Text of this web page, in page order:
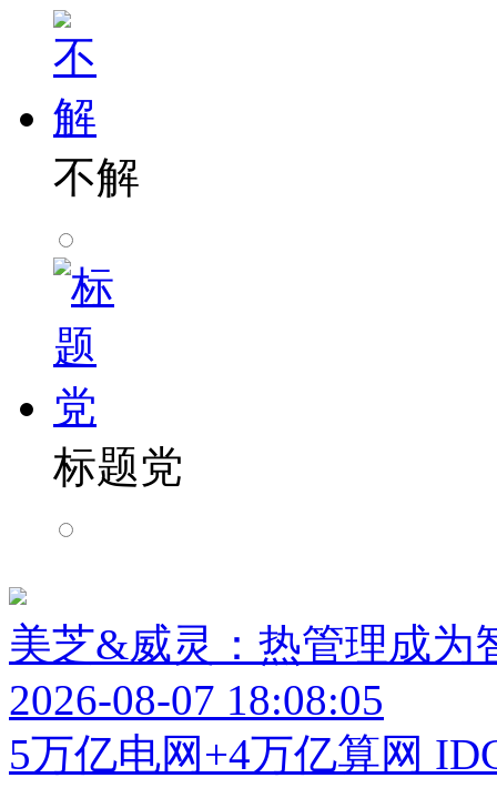
不解
标题党
美芝&威灵：热管理成为
2026-08-07 18:08:05
5万亿电网+4万亿算网